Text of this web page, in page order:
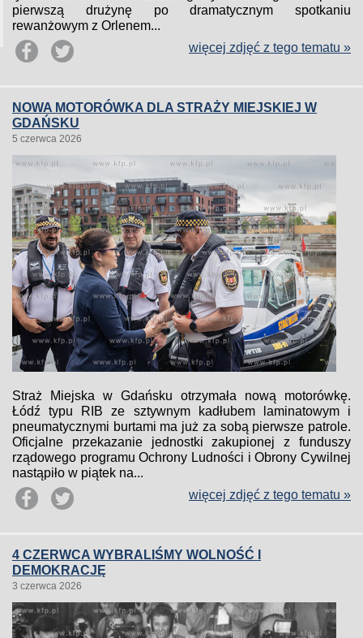
pierwszą drużynę po dramatycznym spotkaniu
rewanżowym z Orlenem...
więcej zdjęć z tego tematu »
NOWA MOTORÓWKA DLA STRAŻY MIEJSKIEJ W
GDAŃSKU
5 czerwca 2026
Straż Miejska w Gdańsku otrzymała nową motorówkę.
Łódź typu RIB ze sztywnym kadłubem laminatowym i
pneumatycznymi burtami ma już za sobą pierwsze patrole.
Oficjalne przekazanie jednostki zakupionej z funduszy
rządowego programu Ochrony Ludności i Obrony Cywilnej
nastąpiło w piątek na...
więcej zdjęć z tego tematu »
4 CZERWCA WYBRALIŚMY WOLNOŚĆ I
DEMOKRACJĘ
3 czerwca 2026